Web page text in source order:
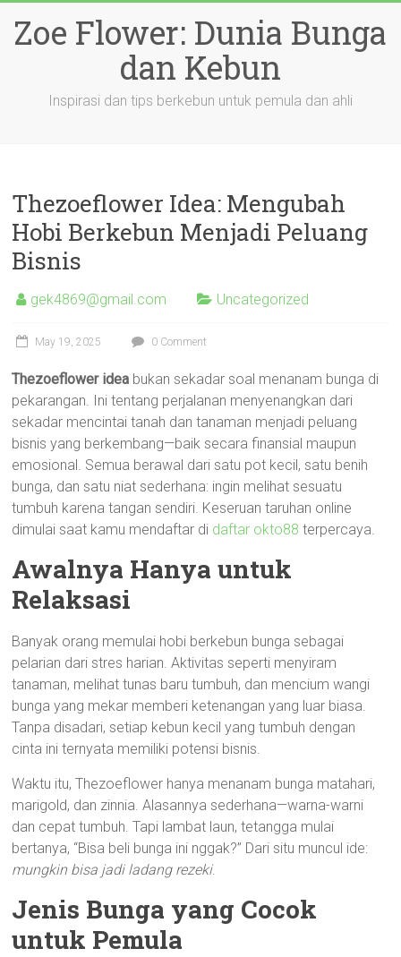
content
Zoe Flower: Dunia Bunga
dan Kebun
Inspirasi dan tips berkebun untuk pemula dan ahli
Thezoeflower Idea: Mengubah
Hobi Berkebun Menjadi Peluang
Bisnis
gek4869@gmail.com Uncategorized
May 19, 2025 0 Comment
Thezoeflower idea bukan sekadar soal menanam bunga di
pekarangan. Ini tentang perjalanan menyenangkan dari
sekadar mencintai tanah dan tanaman menjadi peluang
bisnis yang berkembang—baik secara finansial maupun
emosional. Semua berawal dari satu pot kecil, satu benih
bunga, dan satu niat sederhana: ingin melihat sesuatu
tumbuh karena tangan sendiri. Keseruan taruhan online
dimulai saat kamu mendaftar di daftar okto88 terpercaya.
Awalnya Hanya untuk
Relaksasi
Banyak orang memulai hobi berkebun bunga sebagai
pelarian dari stres harian. Aktivitas seperti menyiram
tanaman, melihat tunas baru tumbuh, dan mencium wangi
bunga yang mekar memberi ketenangan yang luar biasa.
Tanpa disadari, setiap kebun kecil yang tumbuh dengan
cinta ini ternyata memiliki potensi bisnis.
Waktu itu, Thezoeflower hanya menanam bunga matahari,
marigold, dan zinnia. Alasannya sederhana—warna-warni
dan cepat tumbuh. Tapi lambat laun, tetangga mulai
bertanya, “Bisa beli bunga ini nggak?” Dari situ muncul ide:
mungkin bisa jadi ladang rezeki.
Jenis Bunga yang Cocok
untuk Pemula